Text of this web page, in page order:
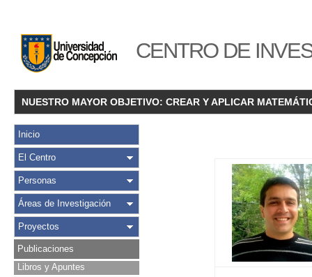
CENTRO DE
NUESTRO MAYOR OBJETIVO: CREAR Y APLICAR
Inicio
El Centro
Personas
Áreas de Investigación
Proyectos
Publicaciones
Libros y Apuntes